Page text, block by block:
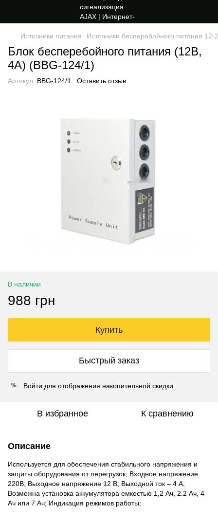
Источники питания Источники бесперебойного питания 12-
Блок бесперебойного питания (12В,
4А) (BBG-124/1)
Артикул: BBG-124/1 Оставить отзыв
В наличии
988 грн
Купить
Быстрый заказ
% Войти для отображения накопительной скидки
В избранное К сравнению
Описание
Используется для обеспечения стабильного напряжения и
защиты оборудования от перегрузок; Входное напряжение
220В; Выходное напряжение 12 В; Выходной ток – 4 А;
Возможна установка аккумулятора емкостью 1,2 Ач, 2.2 Ач, 4
Aч или 7 Aч; Индикация режимов работы;